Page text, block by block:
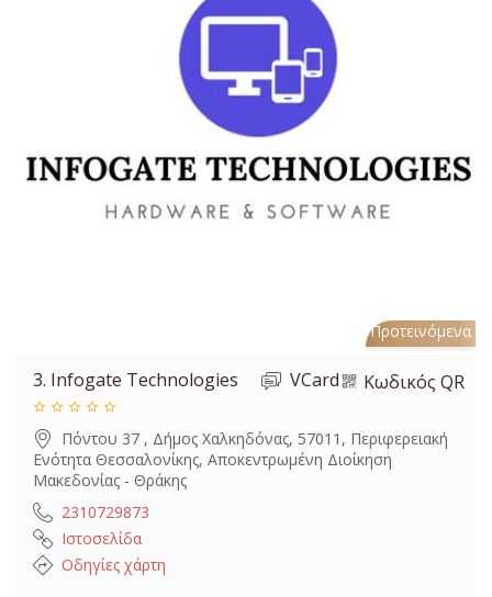
Προτεινόμενα
3. Infogate Technologies Κωδικός QR
VCard
Πόντου 37 , Δήμος Χαλκηδόνας, 57011, Περιφερειακή
Ενότητα Θεσσαλονίκης, Αποκεντρωμένη Διοίκηση
Μακεδονίας - Θράκης
2310729873
Ιστοσελίδα
Οδηγίες χάρτη